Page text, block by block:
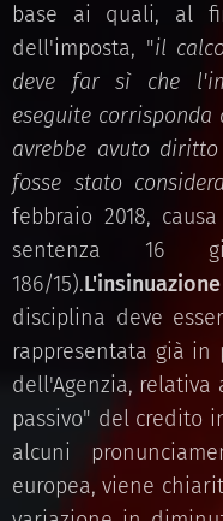
base ai quali, al
dell'imposta, "il
deve far sì che
eseguite
avrebbe avuto
fosse stato
febbraio 2018,
sentenza 16
186/15).
disciplina deve
rappresentata già in
dell'Agenzia,
passivo" del credito
alcuni
europea, viene